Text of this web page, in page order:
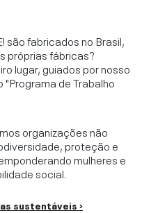
são fabricados no Brasil,
próprias fábricas?
lugar, guiados por nosso
de Trabalho
organizações não
proteção e
mulheres e
social.
sustentáveis ›